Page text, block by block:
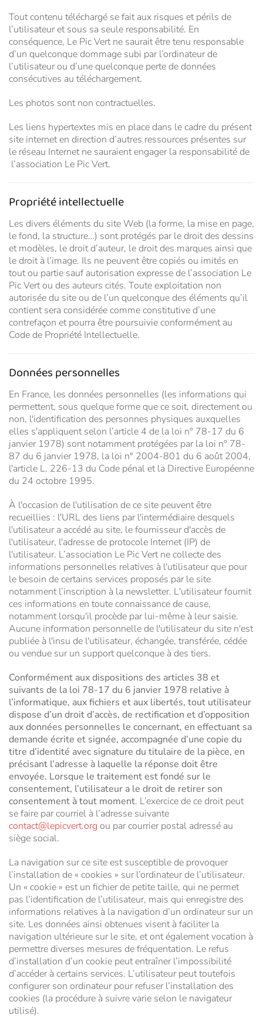
Tout contenu téléchargé se fait aux risques et périls de
l’utilisateur et sous sa seule responsabilité. En
conséquence, Le Pic Vert ne saurait être tenu responsable
d’un quelconque dommage subi par l’ordinateur de
l’utilisateur ou d’une quelconque perte de données
consécutives au téléchargement.
Les photos sont non contractuelles.
Les liens hypertextes mis en place dans le cadre du présent
site internet en direction d’autres ressources présentes sur
le réseau Internet ne sauraient engager la responsabilité de
l’association Le Pic Vert.
Propriété intellectuelle
Les divers éléments du site Web (la forme, la mise en page,
le fond, la structure…) sont protégés par le droit des dessins
et modèles, le droit d’auteur, le droit des marques ainsi que
le droit à l’image. Ils ne peuvent être copiés ou imités en
tout ou partie sauf autorisation expresse de l’association Le
Pic Vert ou des auteurs cités. Toute exploitation non
autorisée du site ou de l’un quelconque des éléments qu’il
contient sera considérée comme constitutive d’une
contrefaçon et pourra être poursuivie conformément au
Code de Propriété Intellectuelle.
Données personnelles
En France, les données personnelles (les informations qui
permettent, sous quelque forme que ce soit, directement ou
non, l'identification des personnes physiques auxquelles
elles s'appliquent selon l’article 4 de la loi n° 78-17 du 6
janvier 1978) sont notamment protégées par la loi n° 78-
87 du 6 janvier 1978, la loi n° 2004-801 du 6 août 2004,
l'article L. 226-13 du Code pénal et la Directive Européenne
du 24 octobre 1995.
À l'occasion de l'utilisation de ce site peuvent être
recueillies : l'URL des liens par l'intermédiaire desquels
l'utilisateur a accédé au site, le fournisseur d'accès de
l'utilisateur, l'adresse de protocole Internet (IP) de
l'utilisateur. L’association Le Pic Vert ne collecte des
informations personnelles relatives à l'utilisateur que pour
le besoin de certains services proposés par le site
notamment l’inscription à la newsletter. L'utilisateur fournit
ces informations en toute connaissance de cause,
notamment lorsqu'il procède par lui-même à leur saisie.
Aucune information personnelle de l'utilisateur du site n'est
publiée à l'insu de l'utilisateur, échangée, transférée, cédée
ou vendue sur un support quelconque à des tiers.
Conformément aux dispositions des articles 38 et
suivants de la loi 78-17 du 6 janvier 1978 relative à
l’informatique, aux fichiers et aux libertés, tout utilisateur
dispose d’un droit d’accès, de rectification et d’opposition
aux données personnelles le concernant, en effectuant sa
demande écrite et signée, accompagnée d’une copie du
titre d’identité avec signature du titulaire de la pièce, en
précisant l’adresse à laquelle la réponse doit être
envoyée. Lorsque le traitement est fondé sur le
consentement, l’utilisateur a le droit de retirer son
consentement à tout moment. L’exercice de ce droit peut
se faire par courriel à l’adresse suivante
contact@lepicvert.org ou par courrier postal adressé au
siège social.
La navigation sur ce site est susceptible de provoquer
l’installation de « cookies » sur l’ordinateur de l’utilisateur.
Un « cookie » est un fichier de petite taille, qui ne permet
pas l’identification de l’utilisateur, mais qui enregistre des
informations relatives à la navigation d’un ordinateur sur un
site. Les données ainsi obtenues visent à faciliter la
navigation ultérieure sur le site, et ont également vocation à
permettre diverses mesures de fréquentation. Le refus
d’installation d’un cookie peut entraîner l’impossibilité
d’accéder à certains services. L’utilisateur peut toutefois
configurer son ordinateur pour refuser l’installation des
cookies (la procédure à suivre varie selon le navigateur
utilisé).